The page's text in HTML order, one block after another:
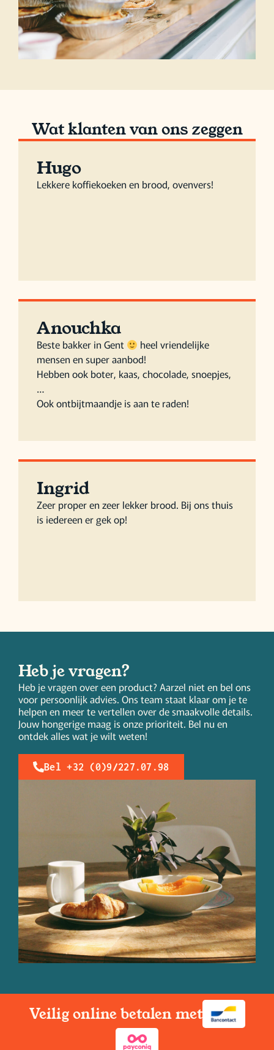
Wat klanten van ons zeggen
Hugo
Lekkere koffiekoeken en brood, ovenvers!
Anouchka
Beste bakker in Gent
heel vriendelijke
mensen en super aanbod!
Hebben ook boter, kaas, chocolade, snoepjes,
…
Ook ontbijtmaandje is aan te raden!
Ingrid
Zeer proper en zeer lekker brood. Bij ons thuis
is iedereen er gek op!
Heb je vragen?
Heb je vragen over een product? Aarzel niet en bel ons
voor persoonlijk advies. Ons team staat klaar om je te
helpen en meer te vertellen over de smaakvolle details.
Jouw hongerige maag is onze prioriteit. Bel nu en
ontdek alles wat je wilt weten!
Bel +32 (0)9/227.07.98
Veilig online betalen met